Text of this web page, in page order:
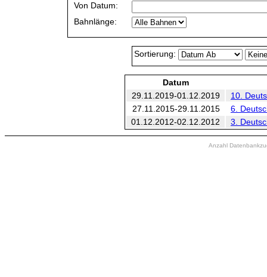
Von Datum:
Bahnlänge:
Sortierung:
Datum
29.11.2019-01.12.2019
10.
27.11.2015-29.11.2015
6.
01.12.2012-02.12.2012
3.
Anzahl